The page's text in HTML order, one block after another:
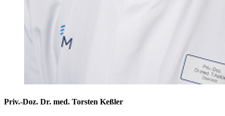
Priv.-Doz. Dr. med. Torsten Keßler